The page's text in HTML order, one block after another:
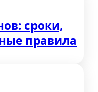
сроки,
правила